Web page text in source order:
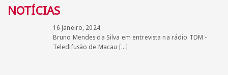
NOTÍCIAS
16 Janeiro, 2024
Bruno Mendes da Silva em entrevista na rádio TDM -
Teledifusão de Macau […]